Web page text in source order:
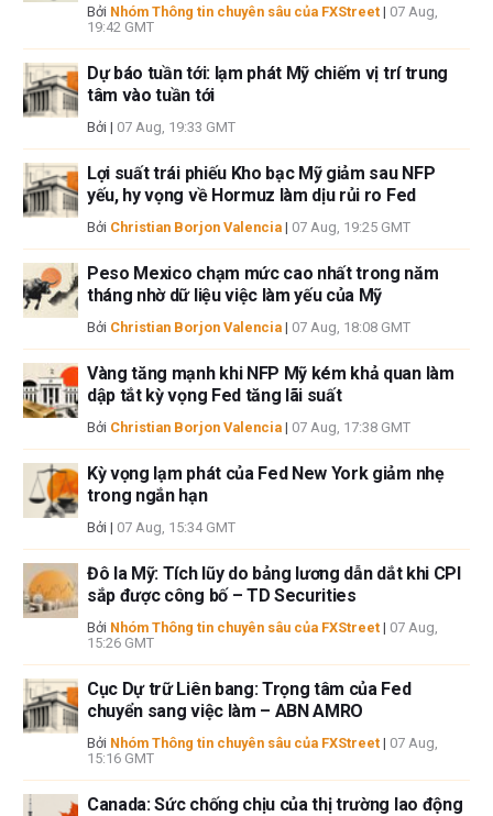
Bởi Nhóm Thông tin chuyên sâu của FXStreet | 07 Aug,
19:42 GMT
Dự báo tuần tới: lạm phát Mỹ chiếm vị trí trung
tâm vào tuần tới
Bởi | 07 Aug, 19:33 GMT
Lợi suất trái phiếu Kho bạc Mỹ giảm sau NFP
yếu, hy vọng về Hormuz làm dịu rủi ro Fed
Bởi Christian Borjon Valencia | 07 Aug, 19:25 GMT
Peso Mexico chạm mức cao nhất trong năm
tháng nhờ dữ liệu việc làm yếu của Mỹ
Bởi Christian Borjon Valencia | 07 Aug, 18:08 GMT
Vàng tăng mạnh khi NFP Mỹ kém khả quan làm
dập tắt kỳ vọng Fed tăng lãi suất
Bởi Christian Borjon Valencia | 07 Aug, 17:38 GMT
Kỳ vọng lạm phát của Fed New York giảm nhẹ
trong ngắn hạn
Bởi | 07 Aug, 15:34 GMT
Đô la Mỹ: Tích lũy do bảng lương dẫn dắt khi CPI
sắp được công bố – TD Securities
Bởi Nhóm Thông tin chuyên sâu của FXStreet | 07 Aug,
15:26 GMT
Cục Dự trữ Liên bang: Trọng tâm của Fed
chuyển sang việc làm – ABN AMRO
Bởi Nhóm Thông tin chuyên sâu của FXStreet | 07 Aug,
15:16 GMT
Canada: Sức chống chịu của thị trường lao động